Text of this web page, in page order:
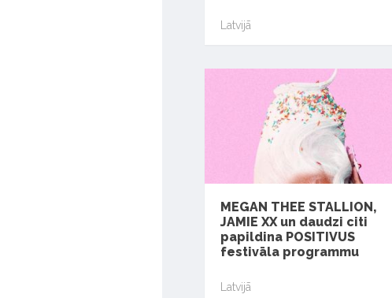
Latvijā
MEGAN THEE STALLION,
JAMIE XX un daudzi citi
papildina POSITIVUS
festivāla programmu
Latvijā